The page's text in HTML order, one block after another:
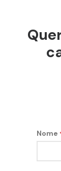
Nome